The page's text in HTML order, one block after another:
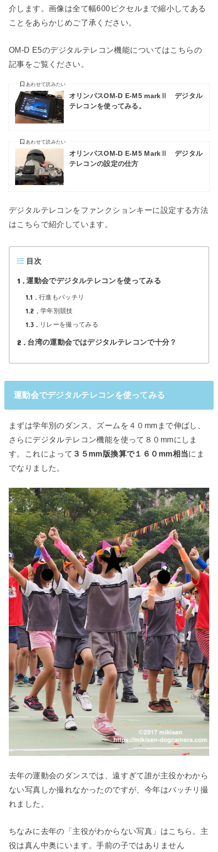
介します。画像は全て幅600ピクセルまで縮小してある
ことをあらかじめご了承ください。
OM-D E5のデジタルテレコン機能についてはこちらの
記事をご覧ください。
オリンパスOM-D E-M5 markⅡ デジタル
テレコンを使ってみる。
あわせて読みたい
オリンパスOM-D E-M5 MarkⅡ デジタル
テレコンの設定の仕方
あわせて読みたい
デジタルテレコンをファンクションキーに設定する方法
はこちらで紹介しています。
目次
1 運動会でデジタルテレコンを使ってみる
1.1 行進もバッチリ
1.2 学年別競技
1.3 リレーを撮ってみる
2 台湾の運動会ではデジタルテレコンで十分？
運動会でデジタルテレコンを使ってみる
まずは学年別のダンス。ズームを４０mmまで伸ばし、
さらにデジタルテレコン機能を使って８０mmにしま
す。これによって ３５mm版換算で１６０mm相当にま
でなりました。
去年の運動会のダンスでは、遠すぎて誰が主役かわから
ない写真しか撮れなかったのですが、今年はバッチリ撮
れました。
ちなみに去年の「主役がわからない写真」はこちら。主
役は真ん中奥にいます。手前の子ではありません